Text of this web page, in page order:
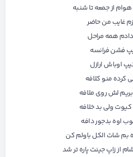
هوام از جمعه تا شنبه
غایب من حاضر
همه مراحل
فشن فرانسه
اوباش ارازل
کرده منو کلافه
لش روی ملافه
ولی بد خلافه
اوه بدجور دافه
بم شات الکل باولم کن
از زاپ جینت پاره تر شد